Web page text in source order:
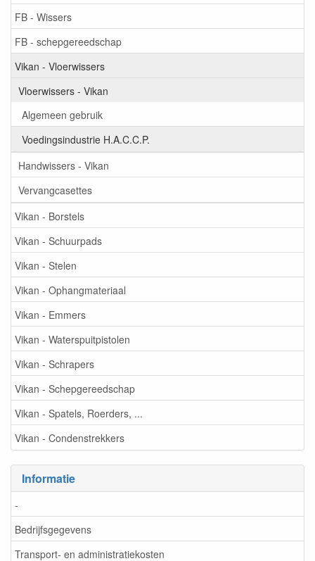
FB - Wissers
FB - schepgereedschap
Vikan - Vloerwissers
Vloerwissers - Vikan
Algemeen gebruik
Voedingsindustrie H.A.C.C.P.
Handwissers - Vikan
Vervangcasettes
Vikan - Borstels
Vikan - Schuurpads
Vikan - Stelen
Vikan - Ophangmateriaal
Vikan - Emmers
Vikan - Waterspuitpistolen
Vikan - Schrapers
Vikan - Schepgereedschap
Vikan - Spatels, Roerders, ...
Vikan - Condenstrekkers
Informatie
-
Bedrijfsgegevens
Transport- en administratiekosten